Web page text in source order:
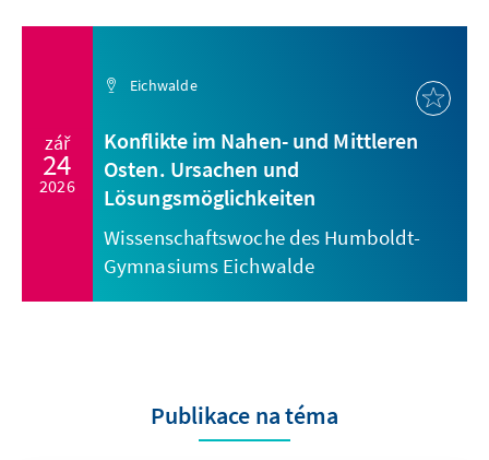
zář
24
2026
Eichwalde
Konflikte im Nahen- und Mittleren
Osten. Ursachen und
Lösungsmöglichkeiten
Wissenschaftswoche des Humboldt-
Gymnasiums Eichwalde
Publikace na téma